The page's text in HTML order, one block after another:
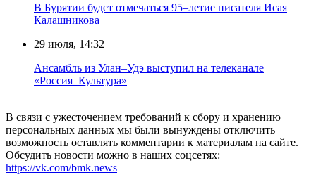
В Бурятии будет отмечаться 95–летие писателя Исая
Калашникова
29 июля, 14:32
Ансамбль из Улан–Удэ выступил на телеканале
«Россия–Культура»
В связи с ужесточением требований к сбору и хранению
персональных данных мы были вынуждены отключить
возможность оставлять комментарии к материалам на сайте.
Обсудить новости можно в наших соцсетях:
https://vk.com/bmk.news